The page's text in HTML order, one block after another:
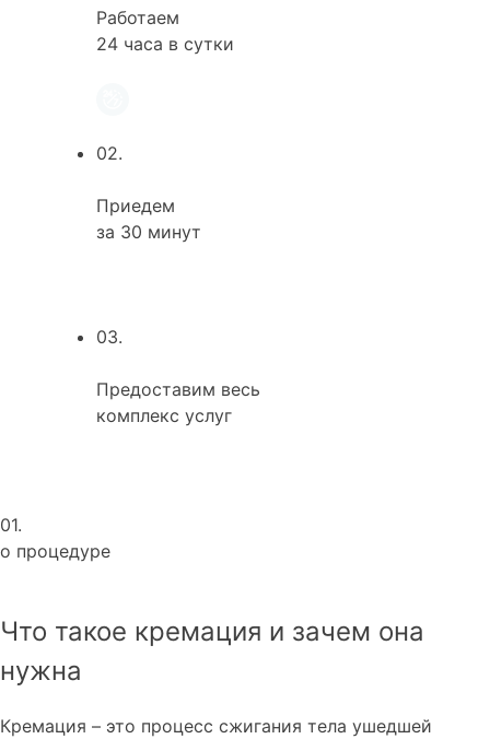
Работаем
24 часа в сутки
02.
Приедем
за 30 минут
03.
Предоставим весь
комплекс услуг
01.
о процедуре
Что такое кремация и зачем она
нужна
Кремация – это процесс сжигания тела ушедшей